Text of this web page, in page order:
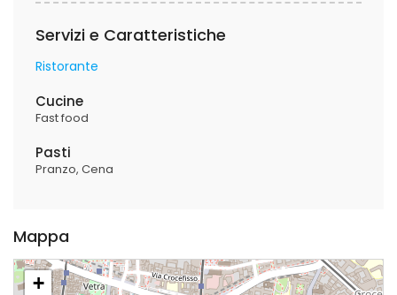
Servizi e Caratteristiche
Ristorante
Cucine
Fast food
Pasti
Pranzo Cena
Mappa
+